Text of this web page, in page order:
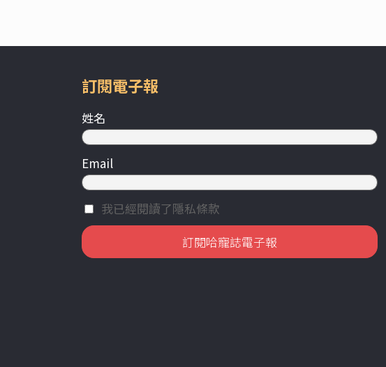
訂閱電子報
姓名
Email
我已經閱讀了隱私條款